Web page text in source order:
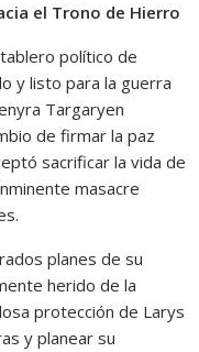
el Trono de Hierro
político de
y listo para la guerra
Targaryen
de firmar la paz
sacrificar la vida de
masacre
planes de su
herido de la
protección de Larys
y planear su